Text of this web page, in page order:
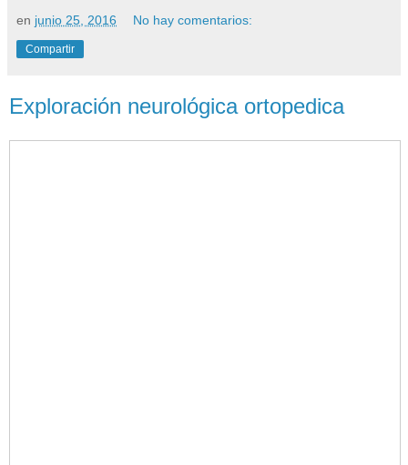
en junio 25, 2016 No hay comentarios:
Compartir
Exploración neurológica ortopedica